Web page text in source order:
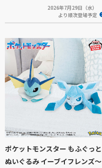
2026年7月29日（水）
より順次登場予定
ポケットモンスター もふぐっと
ぬいぐるみ イーブイフレンズ～